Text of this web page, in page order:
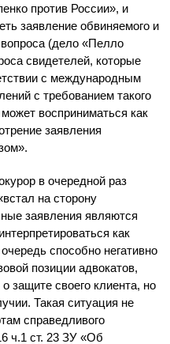
против России», и
заявление обвиняемого и
(дело «Пелло
свидетелей, которые
с международным
с требованием такого
восприниматься как
заявления
в очередной раз
на сторону
заявления являются
как
способно негативно
позиции адвокатов,
защите своего клиента, но
Такая ситуация не
справедливого
ч.1 ст. 23 ЗУ «Об